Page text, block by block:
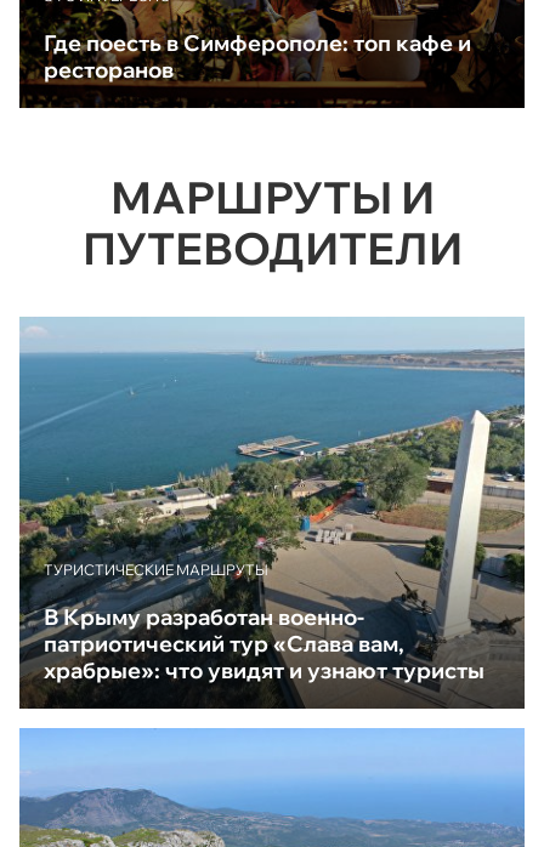
Где поесть в Симферополе: топ кафе и
ресторанов
МАРШРУТЫ И
ПУТЕВОДИТЕЛИ
ТУРИСТИЧЕСКИЕ МАРШРУТЫ
В Крыму разработан военно-
патриотический тур «Слава вам,
храбрые»: что увидят и узнают туристы